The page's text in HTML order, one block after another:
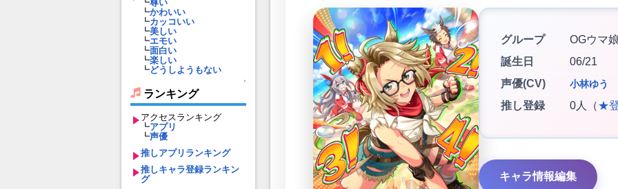
┗尊い
┗かわいい
┗カッコいい
┗美しい
┗エモい
┗面白い
┗楽しい
┗どうしようもない
↑
ランキング
アクセスランキング
┗アプリ
┗声優
推しアプリランキング
推しキャラ登録ランキン
グ
グループ
OGウマ
誕生日
06/21
声優(CV)
小林ゆう
推し登録 0人（★
キャラ情報編集